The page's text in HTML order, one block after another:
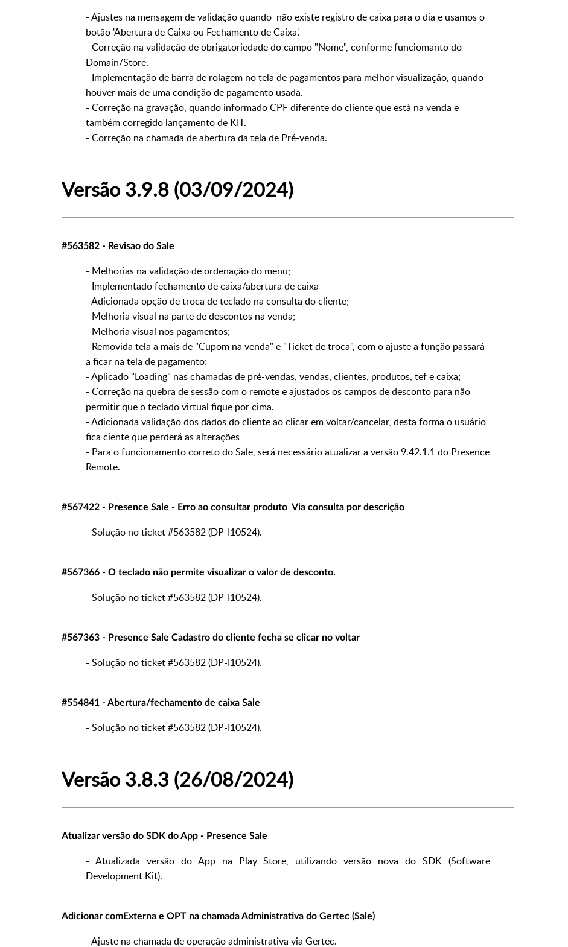
- Ajustes na mensagem de validação quando não existe registro de caixa para o dia e usamos o
botão 'Abertura de Caixa ou Fechamento de Caixa'.
- Correção na validação de obrigatoriedade do campo "Nome", conforme funciomanto do
Domain/Store.
- Implementação de barra de rolagem no tela de pagamentos para melhor visualização, quando
houver mais de uma condição de pagamento usada.
- Correção na gravação, quando informado CPF diferente do cliente que está na venda e
também corregido lançamento de KIT.
- Correção na chamada de abertura da tela de Pré-venda.
Versão 3.9.8 (03/09/2024)
#563582 - Revisao do Sale
- Melhorias na validação de ordenação do menu;
- Implementado fechamento de caixa/abertura de caixa
- Adicionada opção de troca de teclado na consulta do cliente;
- Melhoria visual na parte de descontos na venda;
- Melhoria visual nos pagamentos;
- Removida tela a mais de "Cupom na venda" e "Ticket de troca", com o ajuste a função passará
a ficar na tela de pagamento;
- Aplicado "Loading" nas chamadas de pré-vendas, vendas, clientes, produtos, tef e caixa;
- Correção na quebra de sessão com o remote e ajustados os campos de desconto para não
permitir que o teclado virtual fique por cima.
- Adicionada validação dos dados do cliente ao clicar em voltar/cancelar, desta forma o usuário
fica ciente que perderá as alterações
- Para o funcionamento correto do Sale, será necessário atualizar a versão 9.42.1.1 do Presence
Remote.
#567422 - Presence Sale - Erro ao consultar produto Via consulta por descrição
- Solução no ticket #563582 (DP-I10524).
#567366 - O teclado não permite visualizar o valor de desconto.
- Solução no ticket #563582 (DP-I10524).
#567363 - Presence Sale Cadastro do cliente fecha se clicar no voltar
- Solução no ticket #563582 (DP-I10524).
#554841 - Abertura/fechamento de caixa Sale
- Solução no ticket #563582 (DP-I10524).
Versão 3.8.3 (26/08/2024)
Atualizar versão do SDK do App - Presence Sale
- Atualizada versão do App na Play Store, utilizando versão nova do SDK (Software
Development Kit).
Adicionar comExterna e OPT na chamada Administrativa do Gertec (Sale)
- Ajuste na chamada de operação administrativa via Gertec.